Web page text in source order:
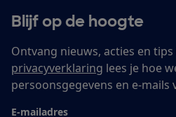
Blijf op de hoogte
Ontvang nieuws, acties en
privacyverklaring lees je hoe
persoonsgegevens en e-mails
E-mailadres